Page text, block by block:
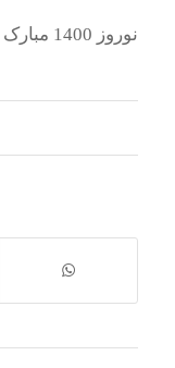
نوروز 1400 مبارک